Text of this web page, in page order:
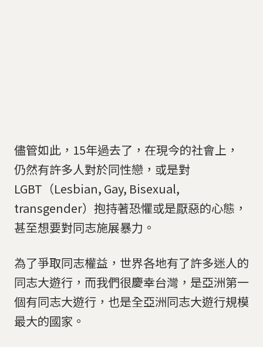
儘管如此，15年過去了，在現今的社會上，
仍然有許多人對於同性戀，或是對
LGBT（Lesbian, Gay, Bisexual,
transgender）抱持著恐懼或是厭惡的心態，
甚至想要對同志施展暴力。
為了爭取同志權益，世界各地有了許多迷人的
同志大遊行，而我們很慶幸台灣，是亞洲第一
個有同志大遊行，也是全亞洲同志大遊行規模
最大的國家。